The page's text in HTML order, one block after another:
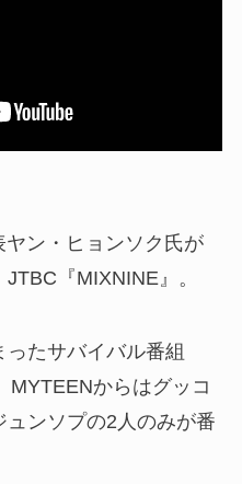
ン・ヒョンソク氏が
『MIXNINE』。
たサバイバル番組
MYTEENからはグッコ
ンソプの2人のみが番